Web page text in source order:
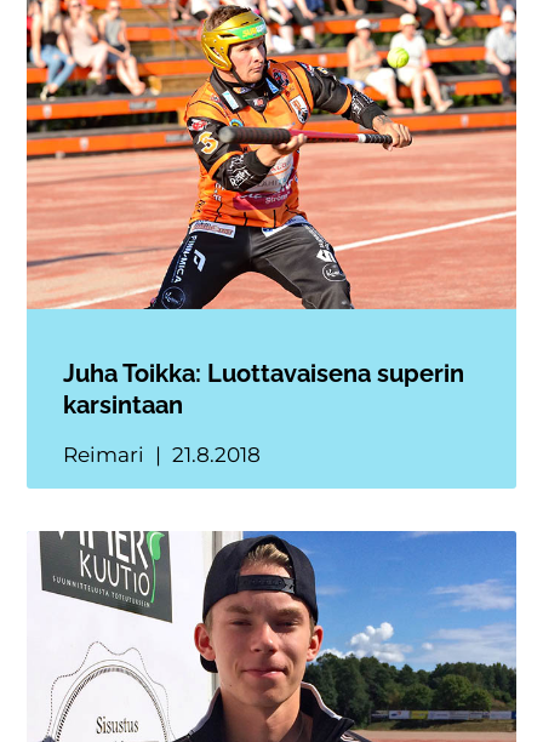
Juha Toikka: Luottavaisena superin
karsintaan
Reimari 21.8.2018